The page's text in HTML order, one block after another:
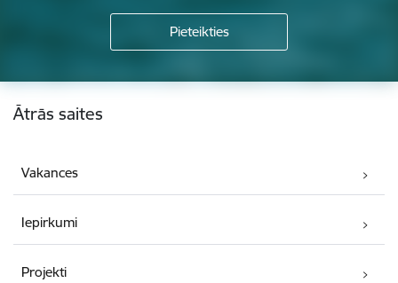
Kājene
Ātrās saites
Vakances
Iepirkumi
Projekti